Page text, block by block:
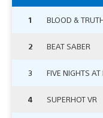
1 BLOOD &
2 BEAT SABER
3 FIVE NIGHTS AT
4 SUPERHOT VR